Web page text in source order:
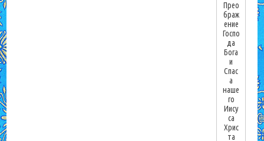
Прео
браж
ение
Госпо
да
Бога
и
Спас
а
наше
го
Иису
са
Хрис
та